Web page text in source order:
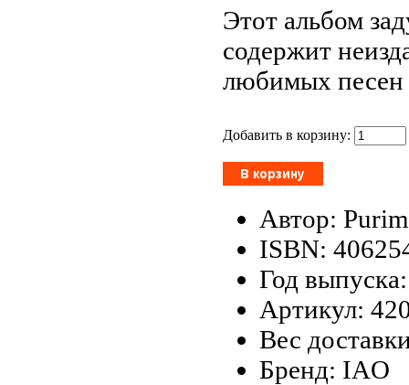
Этот альбом
содержит
любимых песен
Добавить в корзину:
Автор:
ISBN:
Год
Артикул:
Вес
Бренд: IAO